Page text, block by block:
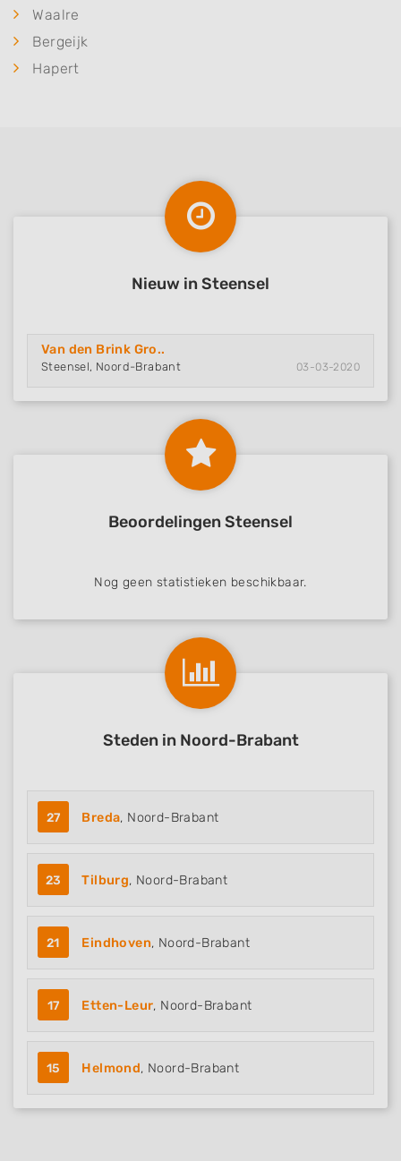
Waalre
Bergeijk
Hapert
Nieuw in Steensel
Van den Brink Gro..
Steensel, Noord-Brabant 03-03-2020
Beoordelingen Steensel
Nog geen statistieken beschikbaar.
Steden in Noord-Brabant
27 Breda, Noord-Brabant
23 Tilburg, Noord-Brabant
21 Eindhoven, Noord-Brabant
17 Etten-Leur, Noord-Brabant
15 Helmond, Noord-Brabant